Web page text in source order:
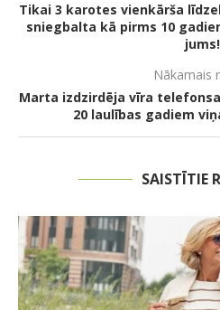
Tikai 3 karotes vienkārša
sniegbalta kā pirms 10
jums!
Nākamais
Marta izdzirdēja vīra
20 laulības gadiem
SAISTĪTIE